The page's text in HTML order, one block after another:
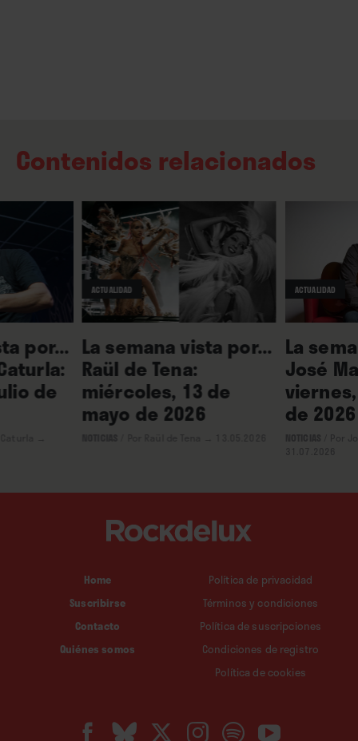
Contenidos relacionados
por...
de
ACTUALIDAD
La semana vista por...
Raül de Tena:
miércoles, 13 de
mayo de 2026
ACTUALIDAD
La
José
de 2026
Home
Suscribirse
Contacto
Quiénes somos
Política de privacidad
Términos y condiciones
Política de suscripciones
Condiciones de registro
Política de cookies